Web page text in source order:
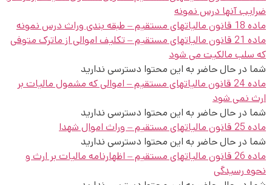
ضرایب آنهادرس نمونه
ماده 18 قانون مالیاتهای مستقیم – طبقه بندی وراث
درس نمونه
ماده 21 قانون مالیاتهای مستقیم – تکلیف اموالی از ماترک متوفی
که سلب مالکیت می شود
شما در حال حاضر به این محتوا دسترسی ندارید
ماده 24 قانون مالیاتهای مستقیم – اموالی که مشمول مالیات بر
ارث نمی شود
شما در حال حاضر به این محتوا دسترسی ندارید
ماده 25 قانون مالیاتهای مستقیم – وراث اموال شهدا
شما در حال حاضر به این محتوا دسترسی ندارید
ماده 26 قانون مالیاتهای مستقیم – اظهارنامه مالیات بر ارث و
نحوه رسیدگی